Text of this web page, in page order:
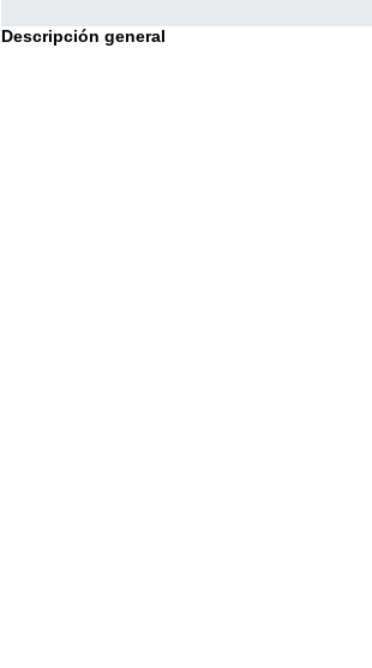
Descripción general